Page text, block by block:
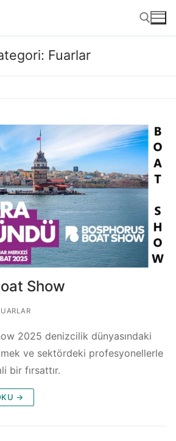
Fuarlar
Show
2025 denizcilik dünyasındaki
ve sektördeki profesyonellerle
bir fırsattır.
→